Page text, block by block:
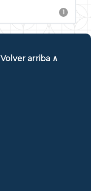
1
Volver arriba ∧